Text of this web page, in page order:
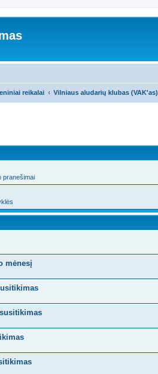
reikalai Vilniaus aludarių klubas (VAK'as)
pranešimai
mėnesį